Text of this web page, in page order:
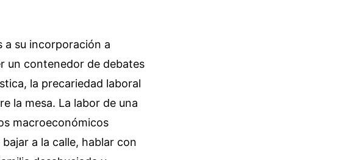
a su incorporación a
un contenedor de debates
la precariedad laboral
la mesa. La labor de una
macroeconómicos
a la calle, hablar con